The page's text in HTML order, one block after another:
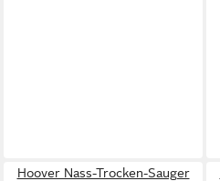
Hoover Nass-Trocken-Sauger